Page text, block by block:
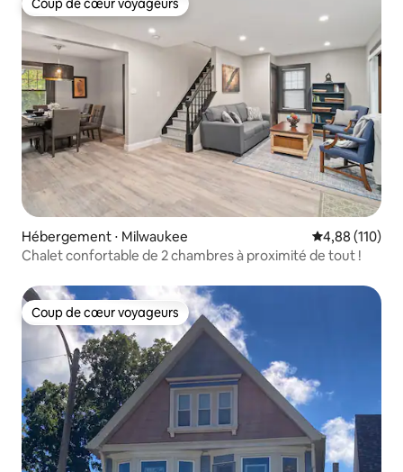
Coup de cœur voyageurs
Coup de cœur voyageurs
Hébergement ⋅ Milwaukee Évaluation
4,88 (110)
Chalet confortable de 2 chambres à proximité de tout !
Coup de cœur voyageurs
Coup de cœur voyageurs